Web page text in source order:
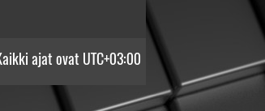
ajat ovat UTC+03:00